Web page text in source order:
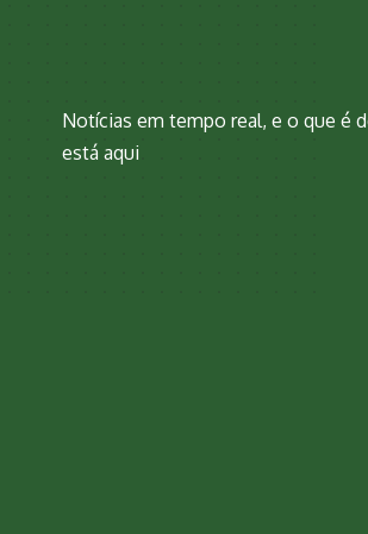
Notícias em tempo real, e o que é
está aqui